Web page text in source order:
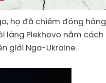
họ đã chiếm đóng hàng
làng Plekhovo nằm cách
giới Nga-Ukraine.